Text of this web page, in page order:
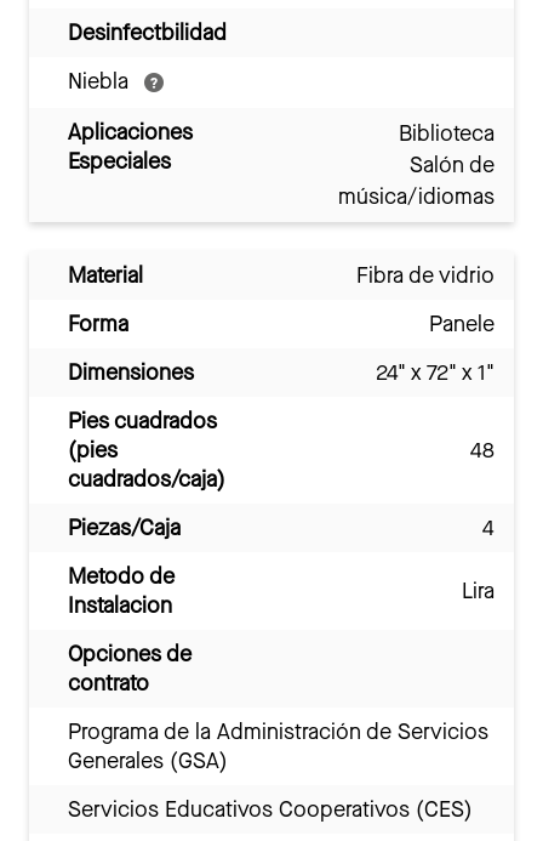
Desinfectbilidad
Niebla
Aplicaciones
Especiales
Biblioteca
Salón de
música/idiomas
Material
Fibra de vidrio
Forma
Panele
Dimensiones
24" x 72" x 1"
Pies cuadrados
(pies
cuadrados/caja)
48
Piezas/Caja
4
Metodo de
Instalacion
Lira
Opciones de
contrato
Programa de la Administración de Servicios
Generales (GSA)
Servicios Educativos Cooperativos (CES)